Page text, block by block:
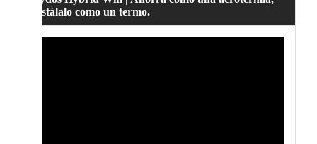
instálalo como un termo.